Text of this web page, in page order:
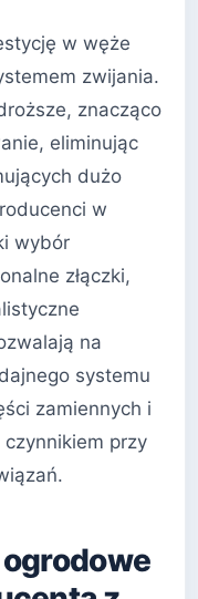
w węże
zwijania.
znacząco
eliminując
dużo
w
wybór
złączki,
na
systemu
zamiennych i
przy